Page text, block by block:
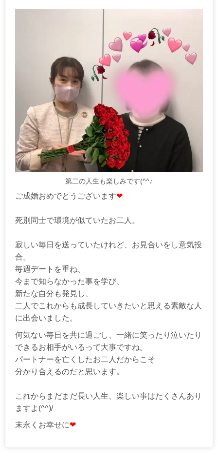
第二の人生も楽しみです(^^♪
ご成婚おめでとうございます❤
死別同士で環境が似ていたお二人。
寂しい毎日を送っていたけれど、お見合いをし意気投
合。
毎週デートを重ね、
今まで知らなかった事を学び、
新たな自分も発見し、
二人でこれからも成長していきたいと思える素敵な人
に出会いました。
何気ない毎日を共に過ごし、一緒に笑ったり泣いたり
できるお相手がいるって大事ですね。
パートナーを亡くしたお二人だからこそ
分かり合えるのだと思います。
これからまだまだ長い人生、楽しい事はたくさんあり
ますよ(^^)/
末永くお幸せに❤